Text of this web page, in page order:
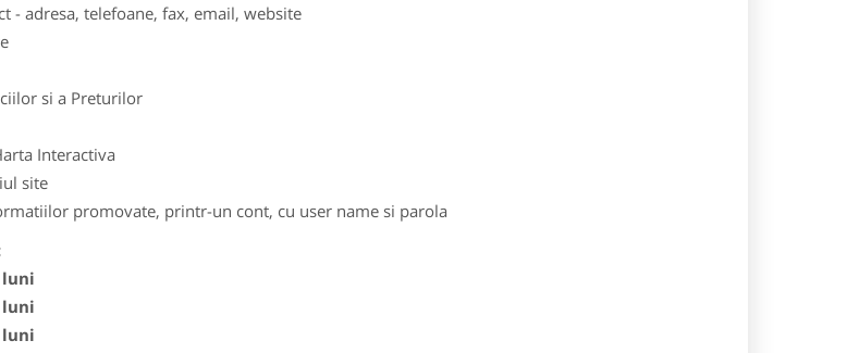
- adresa, telefoane, fax, email, website
si a Preturilor
Interactiva
site
promovate, printr-un cont, cu user name si parola
luni
luni
luni